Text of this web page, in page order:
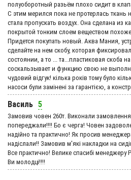
полуоборотный разьём плохо сидит в
С этим мерился пока не протерлась ткань
стала пропускать воздух. Она сделана из
покрытой тонким слоем веществом
Придется покупать новый. Аква Мания,
сделайте на нем скобу, которая
состоянии, а то ... та...пластиковая скоба
соскальзывает и функцию свою не
чудовий вiдгук! кілька років тому було
насоси були замінені за гарантією, а
Василь 5
Замовив човен 260т. Виконали замовлення
попереджали!!!! Бо є черга! Човен
надійно та практично! Як просив
надіслали!! Замовив м'які накладки на
Все практично! Велике спасибі менеджеру
Ви молодці!!!!